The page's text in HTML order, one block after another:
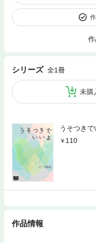
シリーズ 全1冊
未購
うそつきで
110
作品情報